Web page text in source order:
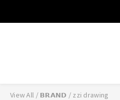
View All / 𝗕𝗥𝗔𝗡𝗗 / zzi drawing